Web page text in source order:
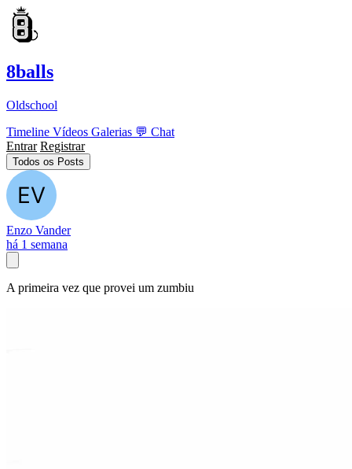
8balls
Oldschool
Timeline Vídeos Galerias 💬 Chat
Entrar Registrar
Todos os Posts
Enzo Vander
há 1 semana
A primeira vez que provei um zumbiu